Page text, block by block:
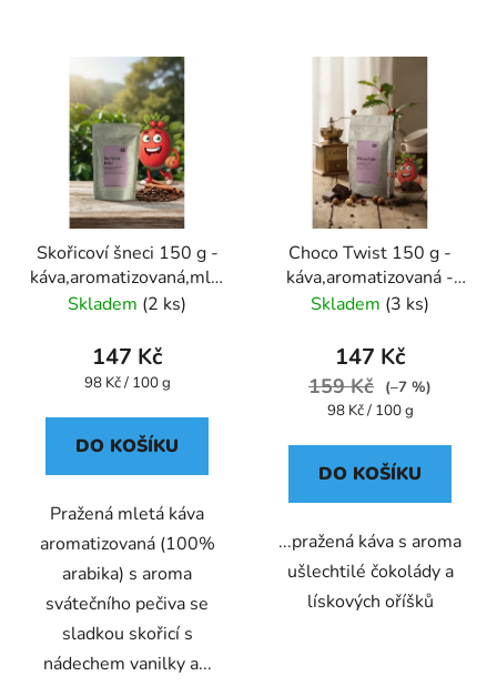
Skořicoví šneci 150 g -
káva,aromatizovaná,mletá
- Oxalis
Skladem (2 ks)
147 Kč
Měrná
98 Kč / 100 g
DO KOŠÍKU
Pražená mletá káva
aromatizovaná (100%
arabika) s aroma
svátečního pečiva se
sladkou skořicí s
nádechem vanilky a...
Choco Twist 150 g -
káva,aromatizovaná -
Oxalis
Skladem (3 ks)
147 Kč
159 Kč
(–7 %)
Měrná
98 Kč / 100 g
DO KOŠÍKU
...pražená káva s aroma
ušlechtilé čokolády a
lískových oříšků